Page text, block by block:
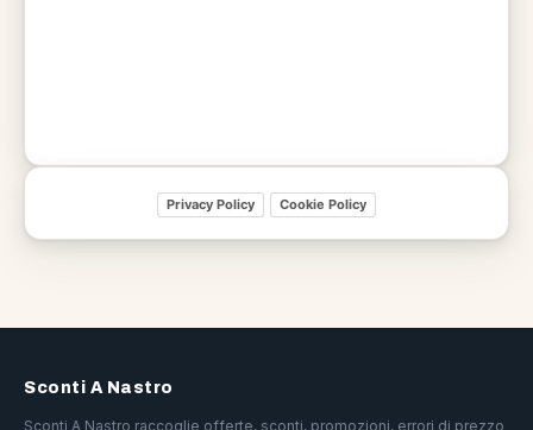
Privacy Policy Cookie Policy
Sconti A Nastro
Sconti A Nastro raccoglie offerte, sconti, promozioni, errori di prezzo